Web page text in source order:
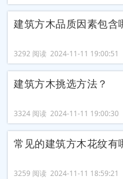
建筑方木品质因素包含
3292 阅读 2024-11-11 19:00:51
建筑方木挑选方法？
3324 阅读 2024-11-11 19:00:30
常见的建筑方木花纹有
3259 阅读 2024-11-11 18:59:21